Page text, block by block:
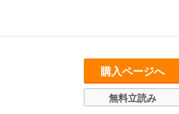
購入ページへ
無料立読み